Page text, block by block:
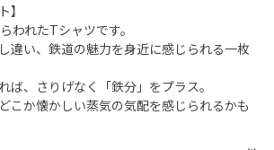
】
われたTシャツです。
違い、鉄道の魅力を身近に感じられる一枚
ば、さりげなく「鉄分」をプラス。
こか懐かしい蒸気の気配を感じられるかも